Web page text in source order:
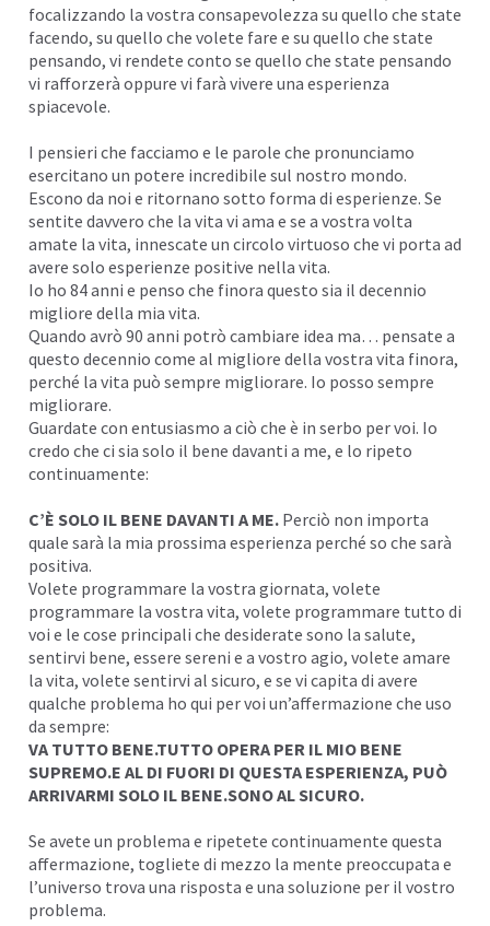
focalizzando la vostra consapevolezza su quello che state
facendo, su quello che volete fare e su quello che state
pensando, vi rendete conto se quello che state pensando
vi rafforzerà oppure vi farà vivere una esperienza
spiacevole.
I pensieri che facciamo e le parole che pronunciamo
esercitano un potere incredibile sul nostro mondo.
Escono da noi e ritornano sotto forma di esperienze. Se
sentite davvero che la vita vi ama e se a vostra volta
amate la vita, innescate un circolo virtuoso che vi porta ad
avere solo esperienze positive nella vita.
Io ho 84 anni e penso che finora questo sia il decennio
migliore della mia vita.
Quando avrò 90 anni potrò cambiare idea ma… pensate a
questo decennio come al migliore della vostra vita finora,
perché la vita può sempre migliorare. Io posso sempre
migliorare.
Guardate con entusiasmo a ciò che è in serbo per voi. Io
credo che ci sia solo il bene davanti a me, e lo ripeto
continuamente:
C’È SOLO IL BENE DAVANTI A ME. Perciò non importa
quale sarà la mia prossima esperienza perché so che sarà
positiva.
Volete programmare la vostra giornata, volete
programmare la vostra vita, volete programmare tutto di
voi e le cose principali che desiderate sono la salute,
sentirvi bene, essere sereni e a vostro agio, volete amare
la vita, volete sentirvi al sicuro, e se vi capita di avere
qualche problema ho qui per voi un’affermazione che uso
da sempre:
VA TUTTO BENE.TUTTO OPERA PER IL MIO BENE
SUPREMO.E AL DI FUORI DI QUESTA ESPERIENZA, PUÒ
ARRIVARMI SOLO IL BENE.SONO AL SICURO.
Se avete un problema e ripetete continuamente questa
affermazione, togliete di mezzo la mente preoccupata e
l’universo trova una risposta e una soluzione per il vostro
problema.